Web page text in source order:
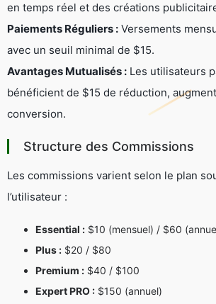
en temps réel et des créations
Paiements Réguliers : Versements
avec un seuil minimal de $15.
Avantages Mutualisés : Les utilisateurs
bénéficient de $15 de réduction,
conversion.
Structure des Commissions
Les commissions varient selon le plan
l’utilisateur :
Essential : $10 (mensuel) / $60
Plus : $20 / $80
Premium : $40 / $100
Expert PRO : $150 (annuel)